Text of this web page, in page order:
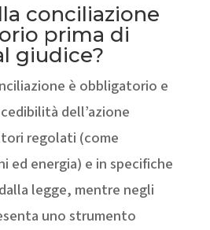
conciliazione
prima di
giudice?
è obbligatorio e
dell’azione
regolati (come
ed energia) e in specifiche
legge, mentre negli
uno strumento